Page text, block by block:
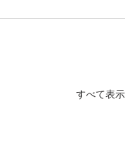
すべて表示